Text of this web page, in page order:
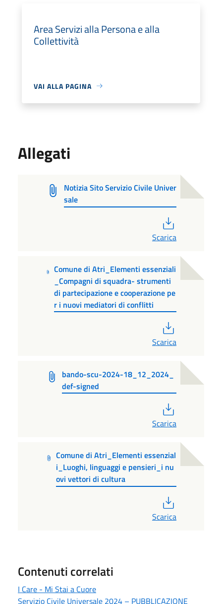
Area Servizi alla Persona e alla
Collettività
VAI ALLA PAGINA
Allegati
Notizia Sito Servizio Civile Univer
sale
Scarica
Comune di Atri_Elementi essenziali
_Compagni di squadra- strumenti
di partecipazione e cooperazione pe
r i nuovi mediatori di conflitti
Scarica
bando-scu-2024-18_12_2024_
def-signed
Scarica
Comune di Atri_Elementi essenzial
i_Luoghi, linguaggi e pensieri_i nu
ovi vettori di cultura
Scarica
Contenuti correlati
I Care - Mi Stai a Cuore
Servizio Civile Universale 2024 – PUBBLICAZIONE